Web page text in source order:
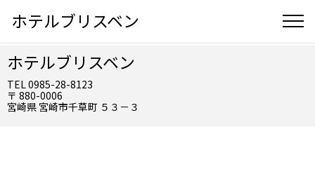
ホテルブリスベン
ホテルブリスベン
TEL 0985-28-8123
〒 880-0006
宮崎県 宮崎市千草町 ５３－３